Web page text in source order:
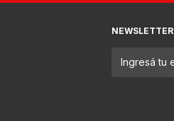
NEWSLETTER